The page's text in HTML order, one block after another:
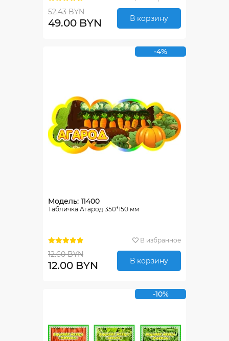
52.43 BYN
49.00 BYN В корзину
-4%
Модель: 11400
Табличка Агарод 350*150 мм
В избранное
12.60 BYN
12.00 BYN В корзину
-10%